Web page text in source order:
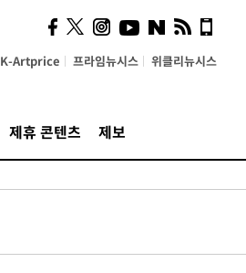
K-Artprice 프라임뉴시스 위클리뉴시스
제휴 콘텐츠 제보